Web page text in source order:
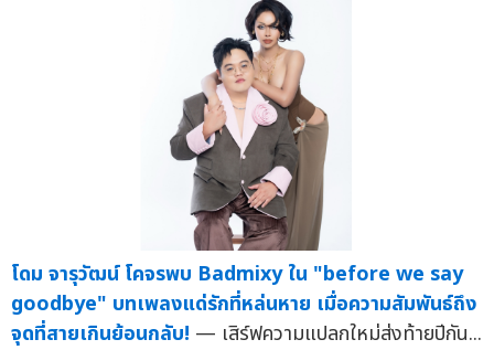
โดม จารุวัฒน์ โคจรพบ Badmixy ใน "before we say
goodbye" บทเพลงแด่รักที่หล่นหาย เมื่อความสัมพันธ์ถึง
จุดที่สายเกินย้อนกลับ! — เสิร์ฟความแปลกใหม่ส่งท้ายปีกัน...